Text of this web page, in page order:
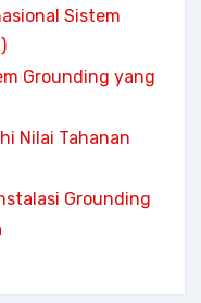
Sistem
Grounding yang
Nilai Tahanan
Grounding